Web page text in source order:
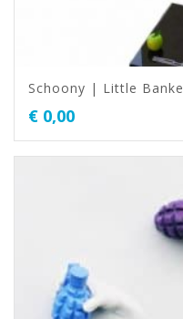
Schoony | Little
€ 0,00